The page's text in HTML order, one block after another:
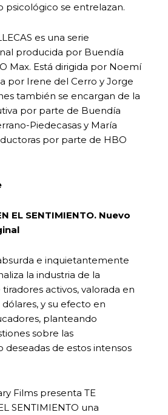
psicológico se entrelazan.
es una serie
producida por Buendía
Max. Está dirigida por Noemí
por Irene del Cerro y Jorge
también se encargan de la
por parte de Buendía
Piedecasas y María
por parte de HBO
EL SENTIMIENTO. Nuevo
e inquietantemente
la industria de la
activos, valorada en
y su efecto en
planteando
sobre las
deseadas de estos intensos
Films presenta TE
SENTIMIENTO una